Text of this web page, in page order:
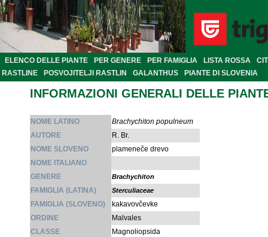
ELENCO DELLE PIANTE PER GENERE PER FAMIGLIA LISTA ROSSA
RASTLINE
POSVOJITELJI RASTLIN GALANTHUS PIANTE DI SLOVENIA
INFORMAZIONI GENERALI DELLE
NOME LATINO
Brachychiton populneum
AUTORE
R. Br.
NOME SLOVENO
plameneče drevo
NOME ITALIANO
GENERE
Brachychiton
FAMIGLIA (LATINA) Sterculiaceae
FAMIGLIA (SLOVENO)
kakavovčevke
ORDINE
Malvales
CLASSE
Magnoliopsida